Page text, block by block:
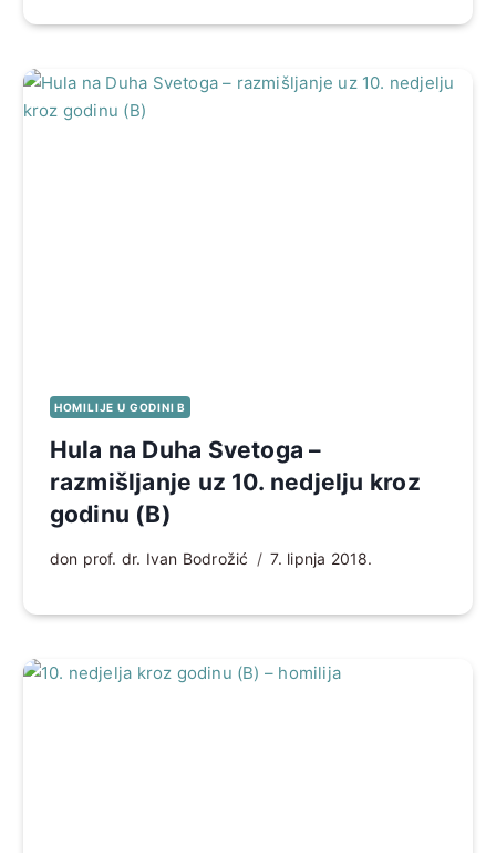
HOMILIJE U GODINI B
Hula na Duha Svetoga –
razmišljanje uz 10. nedjelju kroz
godinu (B)
don prof. dr. Ivan Bodrožić 7. lipnja 2018.